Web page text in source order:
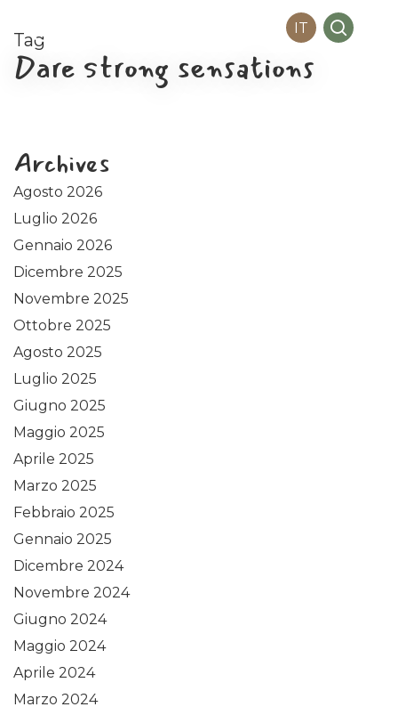
main
content
IT search
Tag
Dare strong sensations
Archives
Agosto 2026
Luglio 2026
Gennaio 2026
Dicembre 2025
Novembre 2025
Ottobre 2025
Agosto 2025
Luglio 2025
Giugno 2025
Maggio 2025
Aprile 2025
Marzo 2025
Febbraio 2025
Gennaio 2025
Dicembre 2024
Novembre 2024
Giugno 2024
Maggio 2024
Aprile 2024
Marzo 2024